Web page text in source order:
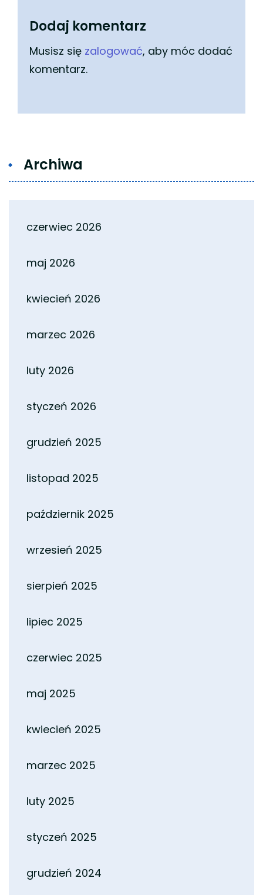
Dodaj komentarz
Musisz się zalogować, aby móc dodać
komentarz.
Archiwa
czerwiec 2026
maj 2026
kwiecień 2026
marzec 2026
luty 2026
styczeń 2026
grudzień 2025
listopad 2025
październik 2025
wrzesień 2025
sierpień 2025
lipiec 2025
czerwiec 2025
maj 2025
kwiecień 2025
marzec 2025
luty 2025
styczeń 2025
grudzień 2024